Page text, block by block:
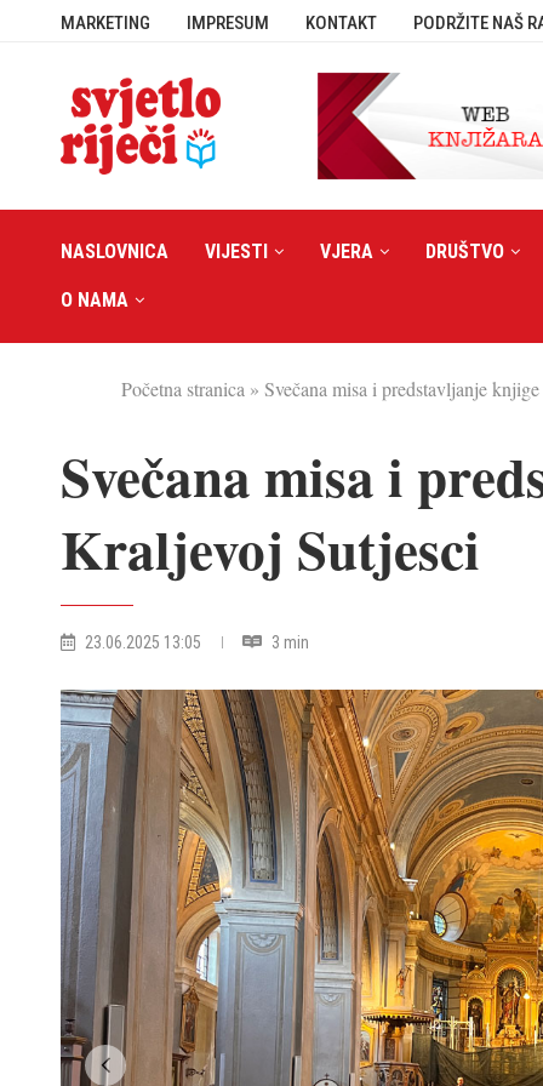
MARKETING IMPRESUM KONTAKT PODRŽITE NAŠ
NASLOVNICA VIJESTI VJERA DRUŠTVO
O NAMA
Početna stranica » Svečana misa i predstavljanje
Svečana misa i
Kraljevoj Sutjesci
23.06.2025 13:05 3 min